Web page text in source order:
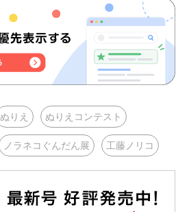
ぬりえ ぬりえコンテスト
ノラネコぐんだん展 工藤ノリコ